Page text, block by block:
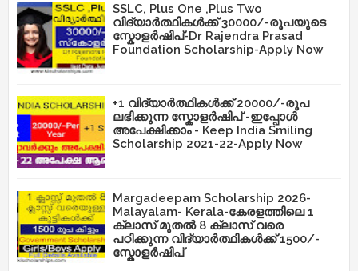
SSLC, Plus One ,Plus Two
വിദ്യാർത്ഥികൾക്ക് 30000/-രൂപയുടെ
സ്കോളർഷിപ്-Dr Rajendra Prasad
Foundation Scholarship-Apply Now
+1 വിദ്യാർത്ഥികൾക്ക് 20000/-രൂപ
ലഭിക്കുന്ന സ്കോളർഷിപ് -ഇപ്പോൾ
അപേക്ഷിക്കാം - Keep India Smiling
Scholarship 2021-22-Apply Now
Margadeepam Scholarship 2026-
Malayalam- Kerala-കേരളത്തിലെ 1
ക്ലാസ് മുതൽ 8 ക്ലാസ് വരെ
പഠിക്കുന്ന വിദ്യാർത്ഥികൾക്ക് 1500/-
സ്കോളർഷിപ്